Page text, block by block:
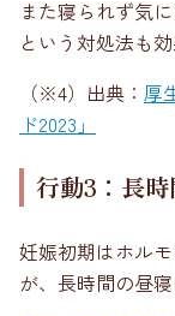
また寝られず気
という対処法も効
（※4）出典： 厚
ド2023」
行動3：長
妊娠初期はホル
が、長時間の昼